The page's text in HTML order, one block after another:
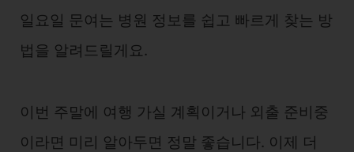
일요일 문여는 병원 정보를 쉽고 빠르게 찾는 방
법을 알려드릴게요.
이번 주말에 여행 가실 계획이거나 외출 준비중
이라면 미리 알아두면 정말 좋습니다. 이제 더